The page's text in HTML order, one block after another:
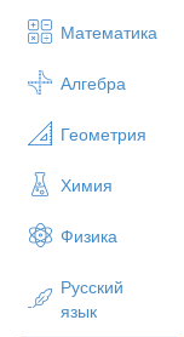
Математика
Алгебра
Геометрия
Химия
Физика
Русский
язык